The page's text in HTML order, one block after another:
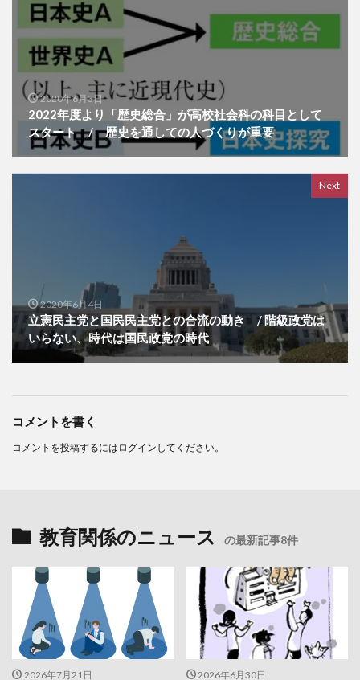
2020年6月3日
2022年度より「歴史総合」が高校社会科の科目として
スタート / 歴史を通しての人づくりが重要
Next
2020年6月4日
立憲民主党と国民民主党との合流の動き / 階級政党は
いらない、時代は国民政党の時代
コメントを書く
コメントを投稿するには ログイン してください。
教育関係のニュース の最新記事8件
2026年7月21日 2026年6月30日